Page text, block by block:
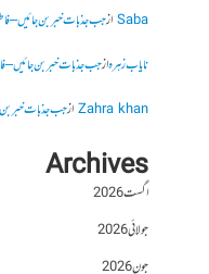
Sabaازجب جذبات خبر بن جائیں –
نایاب زہرہازجب جذبات خبر بن جائیں –
Zahra khanازجب جذبات خبر بن
Archives
اگست 2026
جولائی 2026
جون 2026